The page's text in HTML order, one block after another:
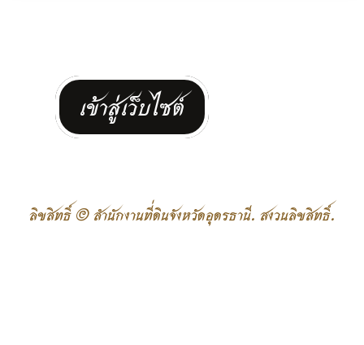
เข้าสู่เว็บไซต์
ลิขสิทธิ์ © สำนักงานที่ดินจังหวัดอุดรธานี. สงวนลิขสิทธิ์.